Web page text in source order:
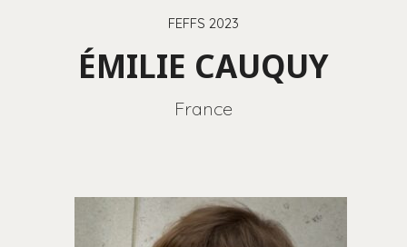
FEFFS 2023
ÉMILIE CAUQUY
France